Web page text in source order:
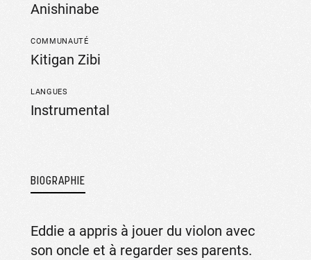
Anishinabe
COMMUNAUTÉ
Kitigan Zibi
LANGUES
Instrumental
BIOGRAPHIE
Eddie a appris à jouer du violon avec
son oncle et à regarder ses parents.